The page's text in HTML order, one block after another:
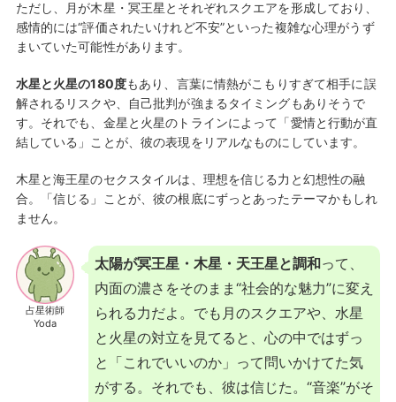
ただし、月が木星・冥王星とそれぞれスクエアを形成しており、
感情的には“評価されたいけれど不安”といった複雑な心理がうず
まいていた可能性があります。
水星と火星の180度もあり、言葉に情熱がこもりすぎて相手に誤
解されるリスクや、自己批判が強まるタイミングもありそうで
す。それでも、金星と火星のトラインによって「愛情と行動が直
結している」ことが、彼の表現をリアルなものにしています。
木星と海王星のセクスタイルは、理想を信じる力と幻想性の融
合。「信じる」ことが、彼の根底にずっとあったテーマかもしれ
ません。
占星術師
Yoda
太陽が冥王星・木星・天王星と調和って、
内面の濃さをそのまま“社会的な魅力”に変え
られる力だよ。でも月のスクエアや、水星
と火星の対立を見てると、心の中ではずっ
と「これでいいのか」って問いかけてた気
がする。それでも、彼は信じた。“音楽”がそ